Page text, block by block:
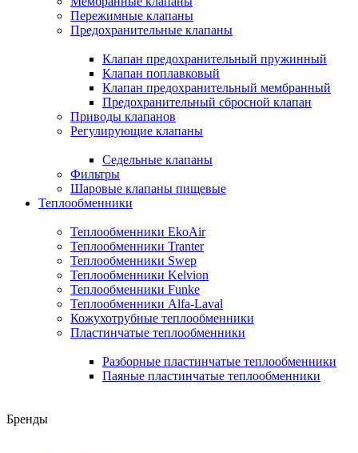
Пережимные клапаны
Предохранительные клапаны
Клапан предохранительный пружинный
Клапан поплавковый
Клапан предохранительный мембранный
Предохранительный сбросной клапан
Приводы клапанов
Регулирующие клапаны
Седельные клапаны
Фильтры
Шаровые клапаны пищевые
Теплообменники
Теплообменники EkoAir
Теплообменники Tranter
Теплообменники Swep
Теплообменники Kelvion
Теплообменники Funke
Теплообменники Alfa-Laval
Кожухотрубные теплообменники
Пластинчатые теплообменники
Разборные пластинчатые теплообменники
Паяные пластинчатые теплообменники
Бренды